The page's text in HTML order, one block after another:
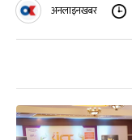
अनलाइनखबर